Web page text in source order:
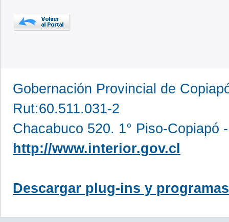
Gobernación Provincial de
Rut:60.511.031-2
Chacabuco 520. 1° Piso-Copiapó
http://www.interior.gov.cl
Descargar plug-ins y